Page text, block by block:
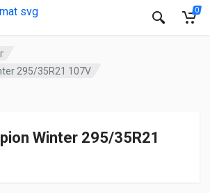
0
295/35R21 107V
Winter 295/35R21